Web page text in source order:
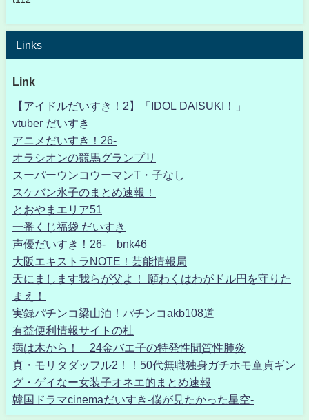
Links
Link
【アイドルだいすき！2】「IDOL DAISUKI！」
vtuber だいすき
アニメだいすき！26-
オラシオンの競馬グランプリ
スーパーウンコウーマンT・子なし
スケバン氷子のまとめ速報！
とおやまエリア51
一番くじ福袋 だいすき
声優だいすき！26- bnk46
大阪エキストラNOTE！芸能情報局
天にまします我らが父よ！ 願わくはわがドル円を守りた
まえ！
実録パチンコ梁山泊！パチンコakb108道
有益便利情報サイトの杜
病は木から！ 24金バエ子の特発性間質性肺炎
真・モリタダッフル2！！50代無職独身ガチホモ童貞ギン
グ・ゲイなー女装子オネエ的まとめ速報
韓国ドラマcinemaだいすき-僕が見たかった星空-